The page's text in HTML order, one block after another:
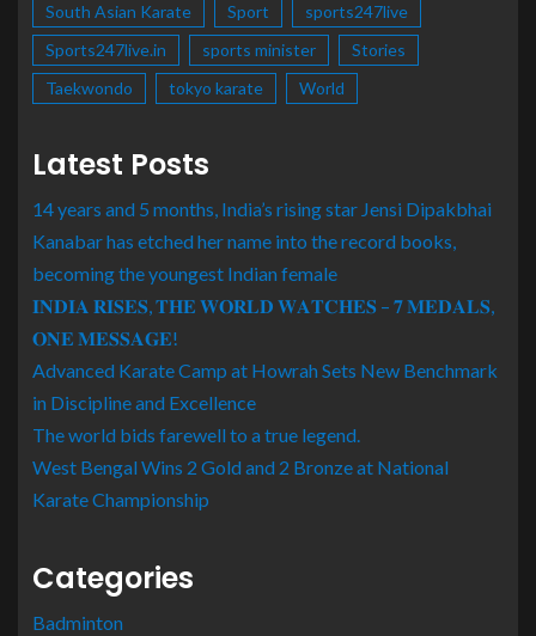
South Asian Karate
Sport
sports247live
Sports247live.in
sports minister
Stories
Taekwondo
tokyo karate World
Latest Posts
14 years and 5 months, India’s rising star Jensi Dipakbhai
Kanabar has etched her name into the record books,
becoming the youngest Indian female
𝐈𝐍𝐃𝐈𝐀 𝐑𝐈𝐒𝐄𝐒, 𝐓𝐇𝐄 𝐖𝐎𝐑𝐋𝐃 𝐖𝐀𝐓𝐂𝐇𝐄𝐒 – 𝟕 𝐌𝐄𝐃𝐀𝐋𝐒,
𝐎𝐍𝐄 𝐌𝐄𝐒𝐒𝐀𝐆𝐄!
Advanced Karate Camp at Howrah Sets New Benchmark
in Discipline and Excellence
The world bids farewell to a true legend.
West Bengal Wins 2 Gold and 2 Bronze at National
Karate Championship
Categories
Badminton